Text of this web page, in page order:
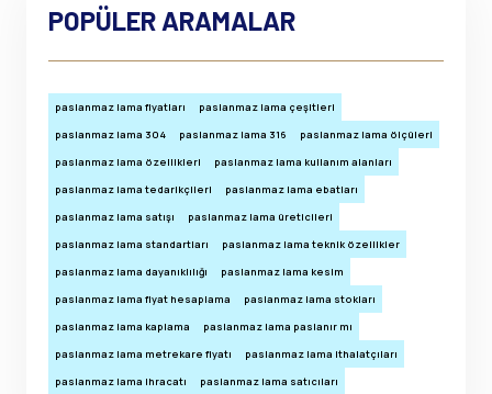
POPÜLER ARAMALAR
paslanmaz lama fiyatları
paslanmaz lama çeşitleri
paslanmaz lama 304
paslanmaz lama 316
paslanmaz lama ölçüleri
paslanmaz lama özellikleri
paslanmaz lama kullanım alanları
paslanmaz lama tedarikçileri
paslanmaz lama ebatları
paslanmaz lama satışı
paslanmaz lama üreticileri
paslanmaz lama standartları
paslanmaz lama teknik özellikler
paslanmaz lama dayanıklılığı
paslanmaz lama kesim
paslanmaz lama fiyat hesaplama
paslanmaz lama stokları
paslanmaz lama kaplama
paslanmaz lama paslanır mı
paslanmaz lama metrekare fiyatı
paslanmaz lama ithalatçıları
paslanmaz lama ihracatı
paslanmaz lama satıcıları